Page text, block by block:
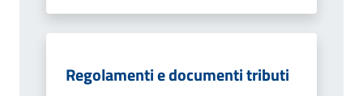
Regolamenti e documenti tributi